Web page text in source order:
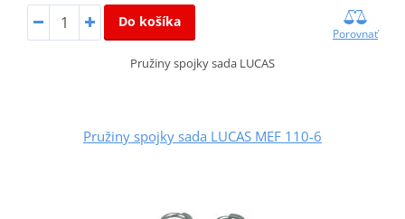
Do košíka
Porovnať
Pružiny spojky sada LUCAS
Pružiny spojky sada LUCAS MEF 110-6